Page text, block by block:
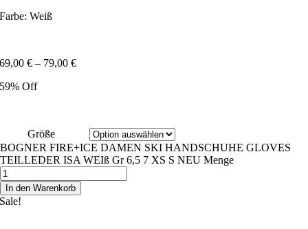
Farbe: Weiß
69,00€ – 79,00€
59% Off
Größe
BOGNER FIRE+ICE DAMEN SKI HANDSCHUHE GLOVES
TEILLEDER ISA WEIß Gr 6,5 7 XS S NEU Menge
In den Warenkorb
Sale!